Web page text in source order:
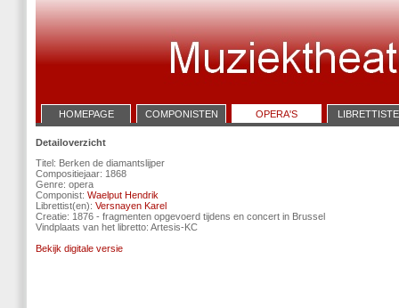
HOMEPAGE COMPONISTEN OPERA'S
Detailoverzicht
Titel: Berken de diamantslijper
Compositiejaar: 1868
Genre: opera
Componist: Waelput Hendrik
Librettist(en): Versnayen Karel
Creatie: 1876 - fragmenten opgevoerd tijdens en concert in Brussel
Vindplaats van het libretto: Artesis-KC
Bekijk digitale versie